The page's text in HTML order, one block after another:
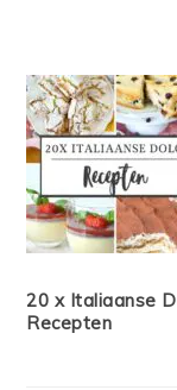
20 x Italiaanse
Recepten